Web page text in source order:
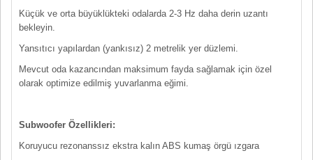
Küçük ve orta büyüklükteki odalarda 2-3 Hz daha derin uzantı
bekleyin.
Yansıtıcı yapılardan (yankısız) 2 metrelik yer düzlemi.
Mevcut oda kazancından maksimum fayda sağlamak için özel
olarak optimize edilmiş yuvarlanma eğimi.
Subwoofer Özellikleri:
Koruyucu rezonanssız ekstra kalın ABS kumaş örgü ızgara